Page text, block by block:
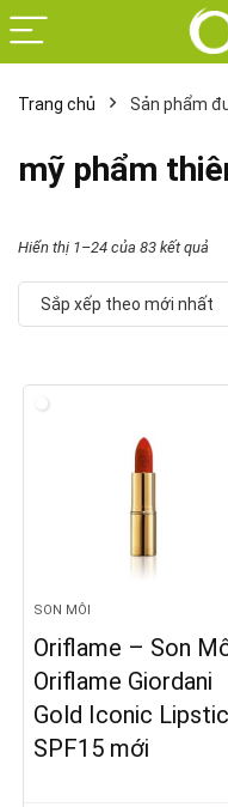
Trang chủ Sản phẩm
mỹ phẩm
Hiển thị 1–24 của 83 kết quả
xếp
Sắp xếp theo mới nhất
SON MÔI
Oriflame – Son
Oriflame Giordani
Gold Iconic
SPF15 mới